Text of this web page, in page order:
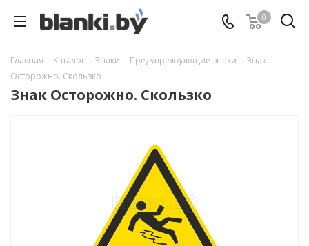
0
Главная - Каталог - Знаки - Предупреждающие знаки - Знак
Осторожно. Скользко
Знак Осторожно. Скользко